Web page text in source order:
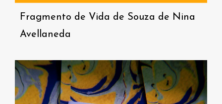
Fragmento de Vida de Souza de Nina
Avellaneda